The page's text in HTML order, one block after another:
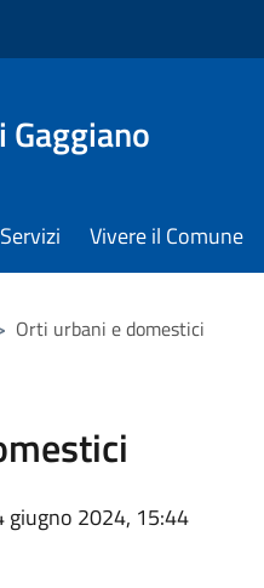
Gaggiano
Servizi Vivere il Comune
Orti urbani e domestici
giugno 2024, 15:44